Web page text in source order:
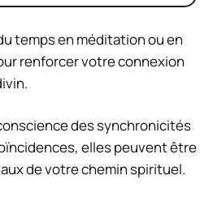
temps en méditation ou en
renforcer votre connexion
des synchronicités
elles peuvent être
de votre chemin spirituel.